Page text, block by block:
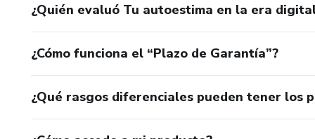
¿Quién evaluó Tu autoestima en la era
¿Cómo funciona el “Plazo de Garantía”?
¿Qué rasgos diferenciales pueden tener los